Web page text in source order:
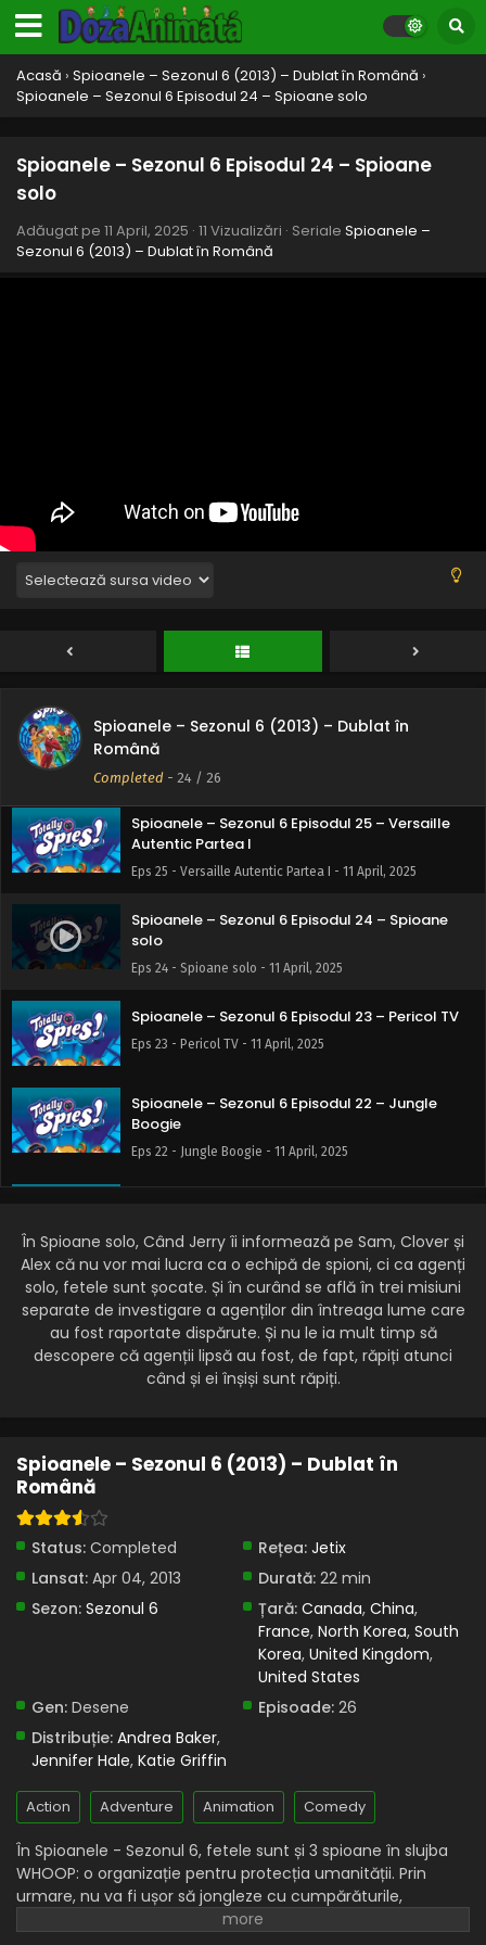
Acasă › Spioanele – Sezonul 6 (2013) – Dublat în Română ›
Spioanele – Sezonul 6 Episodul 24 – Spioane solo
Spioanele – Sezonul 6 Episodul 24 – Spioane
solo
Adăugat pe 11 April, 2025 · 11 Vizualizări · Seriale Spioanele –
Sezonul 6 (2013) – Dublat în Română
Spioanele – Sezonul 6 (2013) – Dublat în
Română
Completed - 24 / 26
Spioanele – Sezonul 6 Episodul 26 – Versaille
Autentic Partea II
Eps 26 - Versaille Autentic Partea II - 11 April, 2025
Spioanele – Sezonul 6 Episodul 25 – Versaille
Autentic Partea I
Eps 25 - Versaille Autentic Partea I - 11 April, 2025
Spioanele – Sezonul 6 Episodul 24 – Spioane
solo
Eps 24 - Spioane solo - 11 April, 2025
Spioanele – Sezonul 6 Episodul 23 – Pericol TV
Eps 23 - Pericol TV - 11 April, 2025
Spioanele – Sezonul 6 Episodul 22 – Jungle
Boogie
Eps 22 - Jungle Boogie - 11 April, 2025
Eps 21 - Bandiți pe dirijabil - 11 April, 2025
Spioanele – Sezonul 6 Episodul 20 – Astro nu
Eps 20 - Astro nu - 11 April, 2025
Spioanele – Sezonul 6 Episodul 19 – Clownik
Spioanele – Sezonul 6 Episodul 18 – Schimbare
Spioanele – Sezonul 6 Episodul 17 – Lil Dude
Spioanele – Sezonul 6 Episodul 16 – Trent
Eps 16 - Trent înnebunește - 11 April, 2025
Spioanele – Sezonul 6 Episodul 15 – WOOHP-
Ahoy!
Eps 15 - WOOHP-Ahoy! - 11 April, 2025
Spioanele – Sezonul 6 Episodul 14 – Designer
interior
Eps 14 - Designer interior - 11 April, 2025
În Spioane solo, Când Jerry îi informează pe Sam, Clover și
Alex că nu vor mai lucra ca o echipă de spioni, ci ca agenți
solo, fetele sunt șocate. Și în curând se află în trei misiuni
separate de investigare a agenților din întreaga lume care
au fost raportate dispărute. Și nu le ia mult timp să
descopere că agenții lipsă au fost, de fapt, răpiți atunci
când și ei înșiși sunt răpiți.
Spioanele – Sezonul 6 (2013) – Dublat în
Română
Status: Completed Rețea: Jetix
Lansat: Apr 04, 2013 Durată: 22 min
Sezon: Sezonul 6 Țară: Canada, China,
France, North Korea, South
Korea, United Kingdom,
United States
Gen: Desene Episoade: 26
Distribuție: Andrea Baker,
Jennifer Hale, Katie Griffin
Action Adventure Animation Comedy
În Spioanele - Sezonul 6, fetele sunt și 3 spioane în slujba
WHOOP: o organizație pentru protecția umanității. Prin
urmare, nu va fi ușor să jongleze cu cumpărăturile,
misiunile periculoase și studiile. Dar, în cele din urmă, cei 3